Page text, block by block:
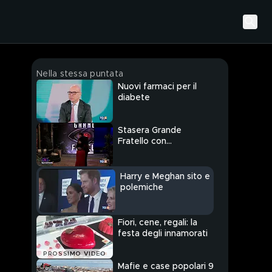
Nella stessa puntata
Nuovi farmaci per il
diabete
Stasera Grande
Fratello con
Harry e Meghan sito e
polemiche
PROSSIMO VIDEO
Fiori, cene, regali: la
festa degli innamorati
Mafie e case popolari 9